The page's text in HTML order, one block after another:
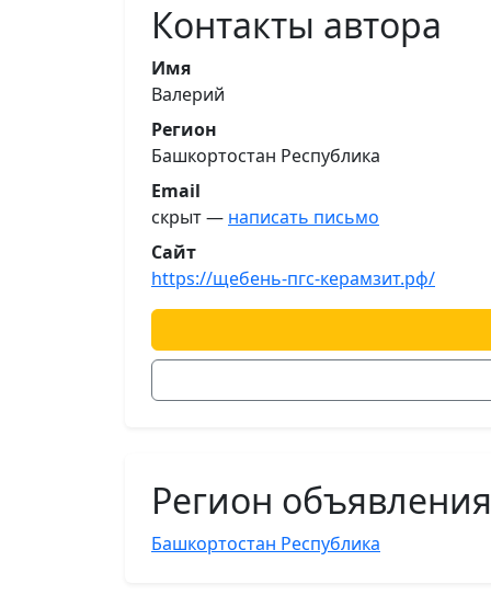
Контакты автора
Имя
Валерий
Регион
Башкортостан Республика
Email
скрыт — написать письмо
Сайт
https://щебень-пгс-керамзит.рф/
Регион объявления
Башкортостан Республика